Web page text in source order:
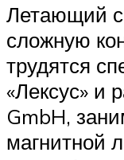
Летающий
сложную
трудятся
«Лексус» и
GmbH,
магнитной